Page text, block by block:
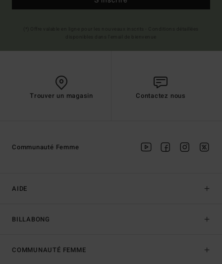
Trouver un magasin Contactez nous
AIDE
BILLABONG
Communauté Femme
COMMUNAUTÉ FEMME